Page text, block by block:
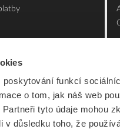
poskytování funkcí
o tom, jak náš web
tyto údaje mohou
důsledku toho, že